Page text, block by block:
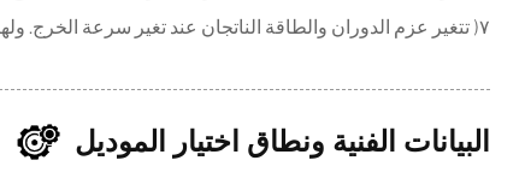
٧) تتغير عزم الدوران والطاقة الناتجان عند تغير سرعة الخرج. ولها خاصية ميكانيكية تتمثل في تغيّر عزم الدوران والطاقة الناتجين.
البيانات الفنية ونطاق اختيار الموديل